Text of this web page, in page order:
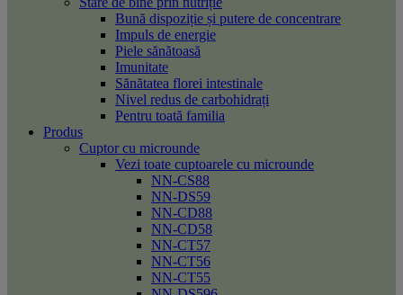
Bună dispoziție și putere de concentrare
Impuls de energie
Piele sănătoasă
Imunitate
Sănătatea florei intestinale
Nivel redus de carbohidrați
Pentru toată familia
Produs
Cuptor cu microunde
Vezi toate cuptoarele cu microunde
NN-CS88
NN-DS59
NN-CD88
NN-CD58
NN-CT57
NN-CT56
NN-CT55